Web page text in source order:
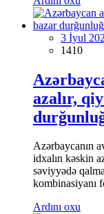
3 İyul
1410
azalır,
Azərbaycanın
idxalın kəskin
səviyyədə
kombinasiyanı
Ardını oxu